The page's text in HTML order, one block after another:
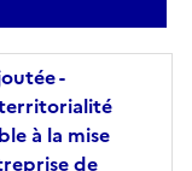
-
à la mise
de